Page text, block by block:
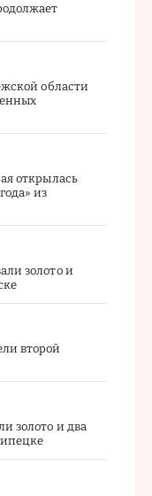
области
открылась
из
золото и
второй
золото и два